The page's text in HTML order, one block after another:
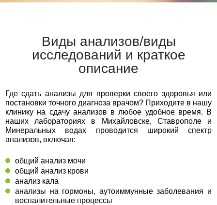
Виды анализов/виды
исследований и краткое
описание
Где сдать анализы для проверки своего здоровья или
постановки точного диагноза врачом? Приходите в нашу
клинику на сдачу анализов в любое удобное время. В
наших лабораториях в Михайловске, Ставрополе и
Минеральных водах проводится широкий спектр
анализов, включая:
общий анализ мочи
общий анализ крови
анализ кала
анализы на гормоны, аутоиммунные заболевания и
воспалительные процессы